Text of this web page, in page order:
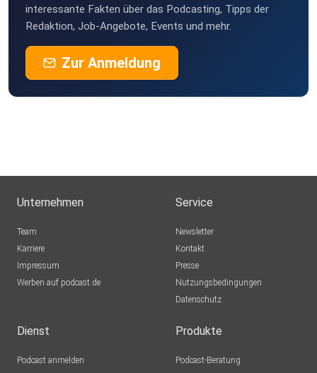
interessante Fakten über das Podcasting, Tipps der
Redaktion, Job-Angebote, Events und mehr.
Zur Anmeldung
Unternehmen
Team
Karriere
Impressum
Werben auf podcast.de
Service
Newsletter
Kontakt
Presse
Nutzungsbedingungen
Datenschutz
Dienst
Podcast anmelden
Produkte
Podcast-Beratung